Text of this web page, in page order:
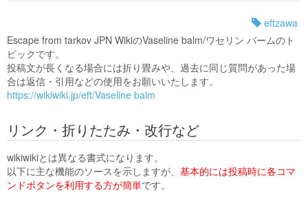
eftzawa
Escape from tarkov JPN WikiのVaseline balm/ワセリン バームのト
ピックです。
投稿文が長くなる場合には折り畳みや、過去に同じ質問があった場
合は返信・引用などの使用をお願いいたします。
https://wikiwiki.jp/eft/Vaseline balm
リンク・折りたたみ・改行など
wikiwikiとは異なる書式になります。
以下に主な機能のソースを示しますが、 基本的には投稿時に各コマ
ンドボタンを利用する方が簡単です。